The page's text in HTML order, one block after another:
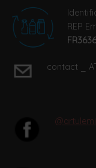
REP
contact _